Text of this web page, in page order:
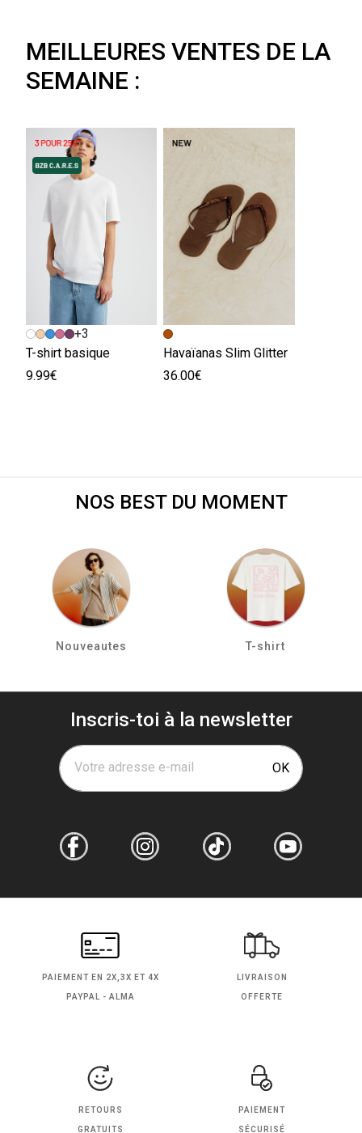
MEILLEURES VENTES DE LA
SEMAINE :
+3
T-shirt basique
9.99€
Havaïanas Slim Glitter
36.00€
NOS BEST DU MOMENT
Nouveautes T-shirt
Inscris-toi à la newsletter
Votre adresse e-mail OK
PAIEMENT EN 2X,3X ET 4X
PAYPAL - ALMA
LIVRAISON
OFFERTE
RETOURS
GRATUITS
PAIEMENT
SÉCURISÉ